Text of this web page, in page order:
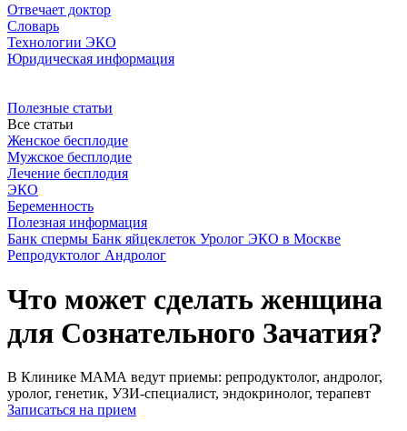
Отвечает доктор
Словарь
Технологии ЭКО
Юридическая информация
Полезные статьи
Все статьи
Женское бесплодие
Мужское бесплодие
Лечение бесплодия
ЭКО
Беременность
Полезная информация
Банк спермы Банк яйцеклеток Уролог ЭКО в Москве
Репродуктолог Андролог
Что может сделать женщина
для Сознательного Зачатия?
В Клинике МАМА ведут приемы: репродуктолог, андролог,
уролог, генетик, УЗИ-специалист, эндокринолог, терапевт
Записаться на прием